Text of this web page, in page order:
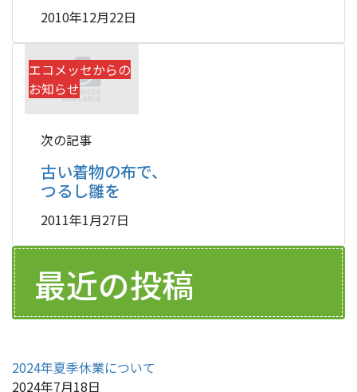
2010年12月22日
エコメッセからの
お知らせ
次の記事
古い着物の布で、
つるし雛を
2011年1月27日
最近の投稿
2024年夏季休業について
2024年7月18日